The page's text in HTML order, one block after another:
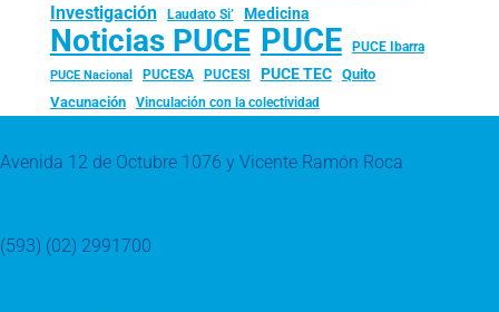
Investigación Laudato Si’ Medicina
Noticias PUCE PUCE PUCE Ibarra
PUCE Nacional PUCESA PUCESI PUCE TEC
Quito
Vacunación
Vinculación con la colectividad
Avenida 12 de Octubre 1076 y Vicente Ramón Roca
(593) (02) 2991700